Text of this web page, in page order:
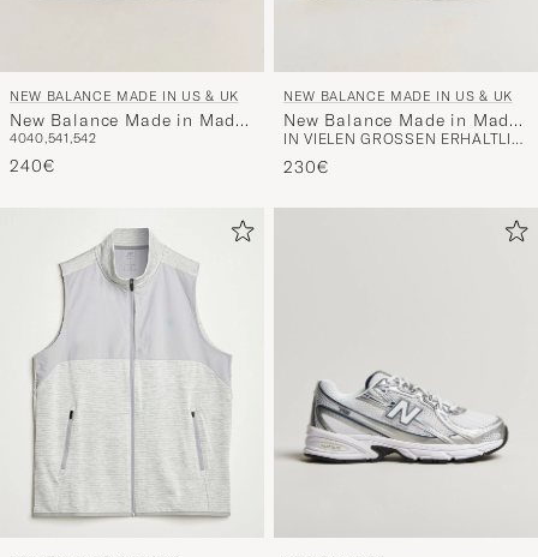
NEW BALANCE MADE IN US & UK
New Balance Made in Made
in USA 990v4 Navy
4040,541,542
240€
NEW BALANCE MADE IN US & UK
New Balance Made in Made
In USA 992 Sneakers BlackIN VIELEN GRÖSSEN ERHÄLTLICH
230€